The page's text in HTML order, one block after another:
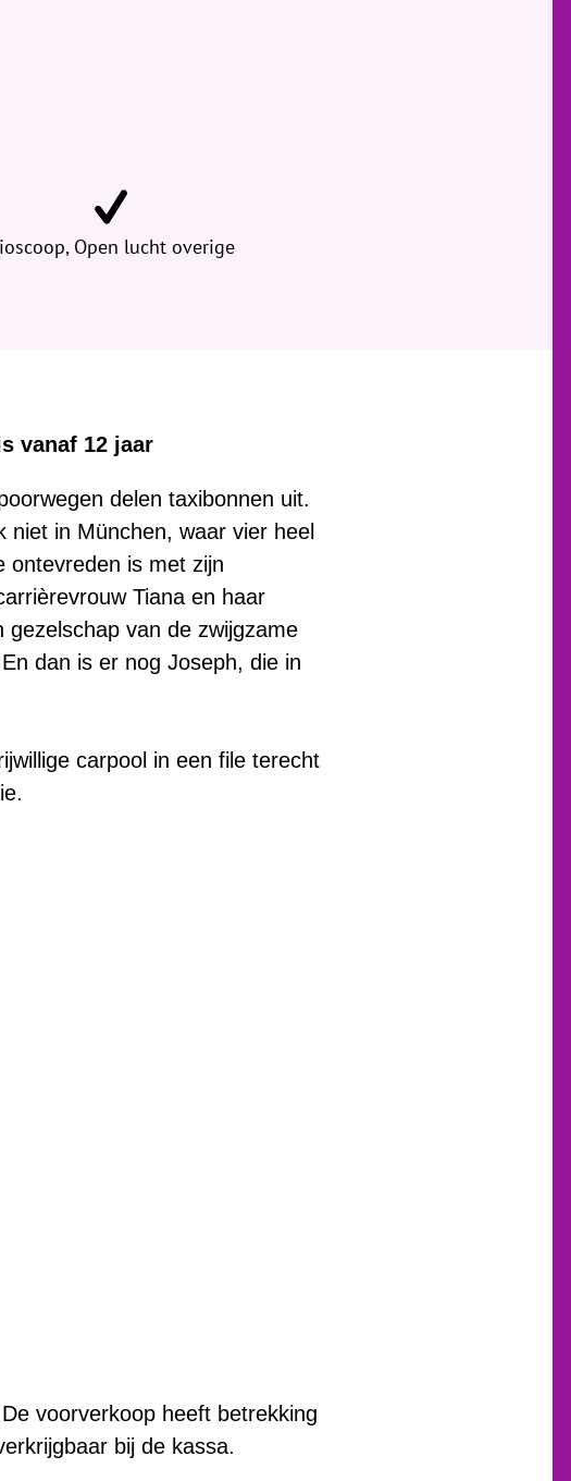
Open lucht overige
vanaf 12 jaar
delen taxibonnen uit.
in München, waar vier heel
ontevreden is met zijn
Tiana en haar
van de zwijgzame
dan is er nog Joseph, die in
carpool in een file terecht
voorverkoop heeft betrekking
bij de kassa.